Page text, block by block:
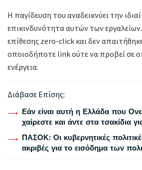
Η παγίδευση του αναδεικνύει την
επικινδυνότητα αυτών των
επίθεσης zero-click και δεν
οποιοδήποτε link ούτε να προβεί σε
ενέργεια.
Διάβασε Επίσης:
Εάν είναι αυτή η Ελλάδα που
χαίρεστε και άντε στα τσακίδια
ΠΑΣΟΚ: Οι κυβερνητικές
ακριβές για το εισόδημα των